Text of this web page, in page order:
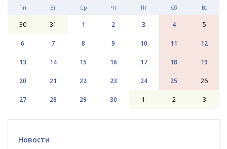
Пн Вт Ср Чт Пт Сб Вс
30 31 1 2 3 4 5
6 7 8 9 10 11 12
13 14 15 16 17 18 19
20 21 22 23 24 25 26
27 28 29 30 1 2 3
Новости